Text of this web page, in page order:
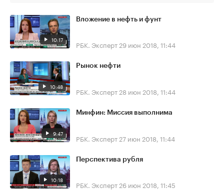
10:17
Вложение в нефть и фунт
РБК. Эксперт 29 июн 2018, 11:44
10:48
Рынок нефти
РБК. Эксперт 28 июн 2018, 11:44
9:47
Минфин: Миссия выполнима
РБК. Эксперт 27 июн 2018, 11:44
10:18
Перспектива рубля
РБК. Эксперт 26 июн 2018, 11:45